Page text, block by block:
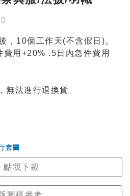
，10個工作天(不含假日)。
費用+20% .5日內急件費用
無法進行退換貨
套圖
點我下載
圖樣參考